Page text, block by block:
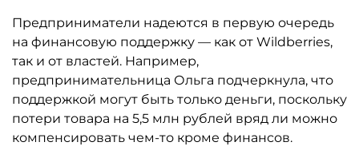
Предприниматели надеются в первую очередь
на финансовую поддержку — как от Wildberries,
так и от властей. Например,
предпринимательница Ольга подчеркнула, что
поддержкой могут быть только деньги, поскольку
потери товара на 5,5 млн рублей вряд ли можно
компенсировать чем-то кроме финансов.